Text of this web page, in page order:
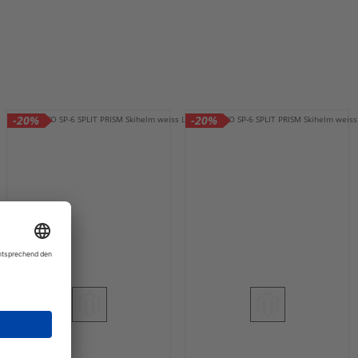
-20% -20%